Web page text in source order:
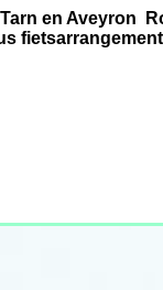
en Aveyron